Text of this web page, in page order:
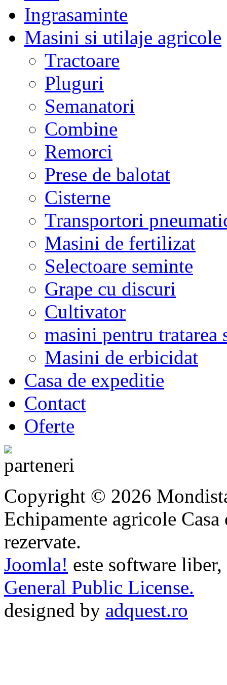
Ingrasaminte
Masini si utilaje agricole
Tractoare
Pluguri
Semanatori
Combine
Remorci
Prese de balotat
Cisterne
Transportori
Masini de fertilizat
Selectoare seminte
Grape cu discuri
Cultivator
masini pentru tratarea
Masini de erbicidat
Casa de expeditie
Contact
Oferte
Copyright © 2026
Echipamente agricole
rezervate.
Joomla! este software
General Public License.
designed by adquest.ro